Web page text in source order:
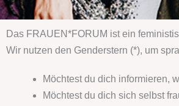
Das FRAUEN*FORUM ist ein
Wir nutzen den Genderstern (*), um
Möchtest du dich informieren,
Möchtest du dich sich selbst